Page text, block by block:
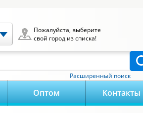
Пожалуйста, выберите
свой город из списка!
Расширенный поиск
Оптом Контакты